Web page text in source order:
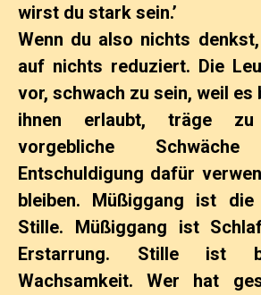
wirst du stark sein.’
Wenn du also nichts
auf nichts reduziert. Die
vor, schwach zu sein, weil es
ihnen erlaubt, träge
vorgebliche
Entschuldigung dafür
bleiben. Müßiggang ist
Stille. Müßiggang ist
Erstarrung. Stille ist
Wachsamkeit. Wer hat